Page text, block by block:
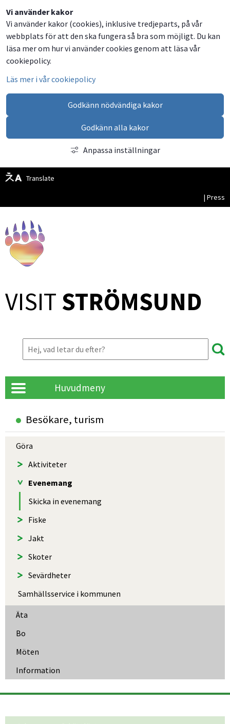
Vi använder kakor
Vi använder kakor (cookies), inklusive tredjeparts, på vår
webbplats för att den ska fungera så bra som möjligt. Du kan
läsa mer om hur vi använder cookies genom att läsa vår
cookiepolicy.
Läs mer i vår cookiepolicy
Godkänn nödvändiga kakor
Godkänn alla kakor
Anpassa inställningar
Translate
| Press
VISIT STRÖMSUND
Huvudmeny
Besökare, turism
Göra
Aktiviteter
Evenemang
Skicka in evenemang
Fiske
Jakt
Skoter
Sevärdheter
Samhällsservice i kommunen
Äta
Bo
Möten
Information
Dela
på
Facebook
Dela
på
Twitter
Dela
på
LinkedIn
Dela
via
email
Besök
oss
på
Facebook